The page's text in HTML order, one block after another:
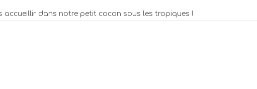
accueillir dans notre petit cocon sous les tropiques !